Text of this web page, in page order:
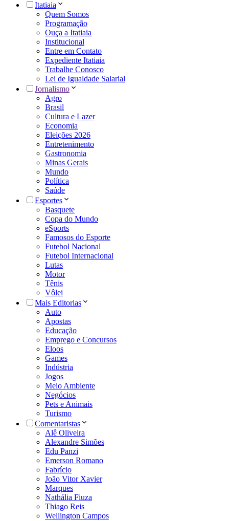
Itatiaia
Quem Somos
Programação
Ouça a Itatiaia
Institucional
Entre em Contato
Expediente Itatiaia
Trabalhe Conosco
Lei de Igualdade Salarial
Jornalismo
Agro
Brasil
Cultura e Lazer
Economia
Eleições 2026
Entretenimento
Gastronomia
Minas Gerais
Mundo
Política
Saúde
Esportes
Basquete
Copa do Mundo
eSports
Famosos do Esporte
Futebol Nacional
Futebol Internacional
Lutas
Motor
Tênis
Vôlei
Mais Editorias
Auto
Apostas
Educação
Emprego e Concursos
Eloos
Games
Indústria
Jogos
Meio Ambiente
Negócios
Pets e Animais
Turismo
Comentaristas
Alê Oliveira
Alexandre Simões
Edu Panzi
Emerson Romano
Fabrício
João Vitor Xavier
Marques
Nathália Fiuza
Thiago Reis
Wellington Campos